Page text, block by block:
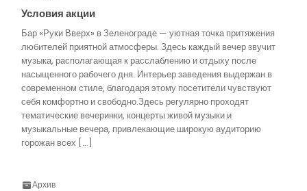
Условия акции
Бар «Руки Вверх» в Зеленограде — уютная точка притяжения
любителей приятной атмосферы. Здесь каждый вечер звучит
музыка, располагающая к расслаблению и отдыху после
насыщенного рабочего дня. Интерьер заведения выдержан в
современном стиле, благодаря этому посетители чувствуют
себя комфортно и свободно.Здесь регулярно проходят
тематические вечеринки, концерты живой музыки и
музыкальные вечера, привлекающие широкую аудиторию
горожан всех […]
Архив